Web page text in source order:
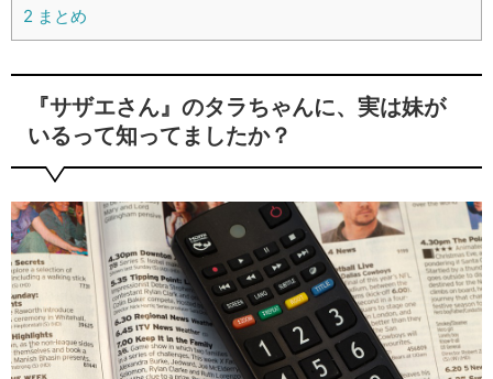
2 まとめ
『サザエさん』のタラちゃんに、実は妹が
いるって知ってましたか？